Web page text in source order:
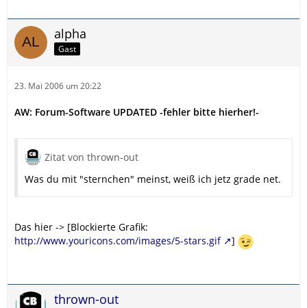
alpha
Gast
23. Mai 2006 um 20:22
AW: Forum-Software UPDATED -fehler bitte hierher!-
Zitat von thrown-out
Was du mit "sternchen" meinst, weiß ich jetz grade net.
Das hier -> [Blockierte Grafik:
http://www.youricons.com/images/5-stars.gif
]
thrown-out